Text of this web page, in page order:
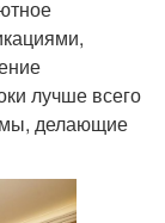
лучше всего
делающие